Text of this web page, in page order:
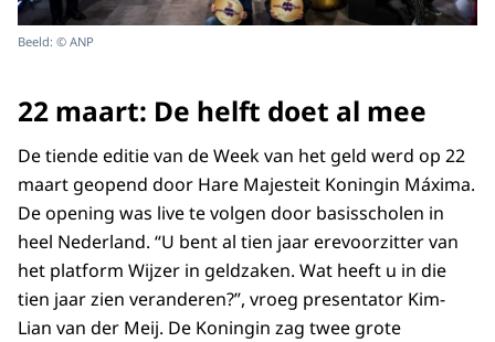
Beeld: © ANP
22 maart: De helft doet al mee
De tiende editie van de Week van het geld werd op 22
maart geopend door Hare Majesteit Koningin Máxima.
De opening was live te volgen door basisscholen in
heel Nederland. “U bent al tien jaar erevoorzitter van
het platform Wijzer in geldzaken. Wat heeft u in die
tien jaar zien veranderen?”, vroeg presentator Kim-
Lian van der Meij. De Koningin zag twee grote